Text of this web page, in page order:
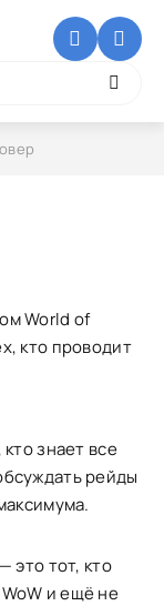
World of
кто проводит
знает все
рейды
это тот, кто
и ещё не